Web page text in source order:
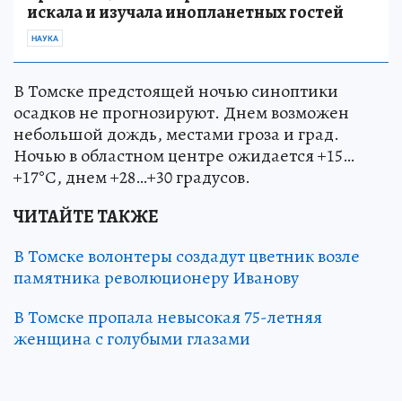
искала и изучала инопланетных гостей
НАУКА
В Томске предстоящей ночью синоптики
осадков не прогнозируют. Днем возможен
небольшой дождь, местами гроза и град.
Ночью в областном центре ожидается +15…
+17°С, днем +28…+30 градусов.
ЧИТАЙТЕ ТАКЖЕ
В Томске волонтеры создадут цветник возле
памятника революционеру Иванову
В Томске пропала невысокая 75-летняя
женщина с голубыми глазами